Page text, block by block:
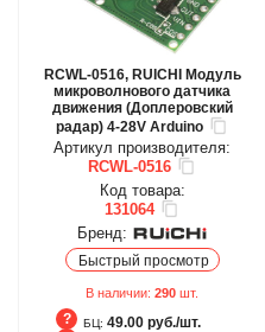
RCWL-0516, RUICHI Модуль
микроволнового датчика
движения (Доплеровский
радар) 4-28V Arduino
Артикул производителя:
RCWL-0516
Код товара:
131064
Бренд:
Быстрый просмотр
В наличии: 290 шт.
БЦ: 49.00 руб./шт.